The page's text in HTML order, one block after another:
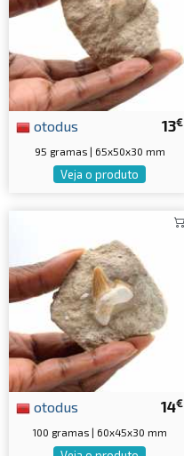
13€
otodus
95 gramas | 65x50x30 mm
Veja o produto
14€
otodus
100 gramas | 60x45x30 mm